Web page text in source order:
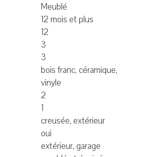
Meublé
12 mois et plus
12
3
3
bois franc, céramique,
vinyle
2
1
creusée, extérieur
oui
extérieur, garage